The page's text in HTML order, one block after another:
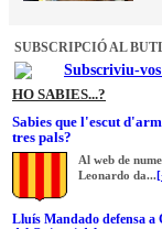
SUBSCRIPCIÓ AL
Subscriviu-
HO SABIES...?
Sabies que l'escut
tres pals?
Al web de
Leonardo da...
Lluís Mandado defensa a